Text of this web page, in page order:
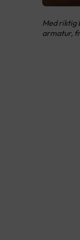
Med riktig
armatur,